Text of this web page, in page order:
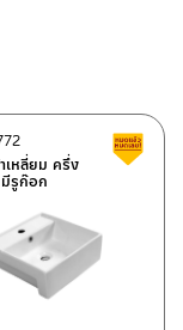
เหลี่ยม ครึ่ง
มีรูก๊อก